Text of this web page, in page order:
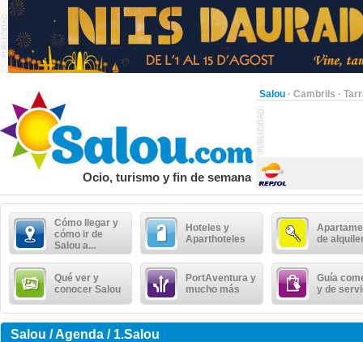
Salou · Cambrils ·
Ocio, turismo y fin de semana
Cómo llegar y
cómo ir de
Salou a...
Hoteles y
Aparthoteles
de
Qué ver y
conocer Salou
PortAventura y
mucho más
Guía
y de
Salou / Agenda / 1.Salou